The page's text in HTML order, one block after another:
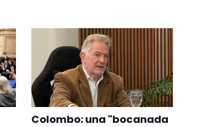
Colombo: una "bocanada